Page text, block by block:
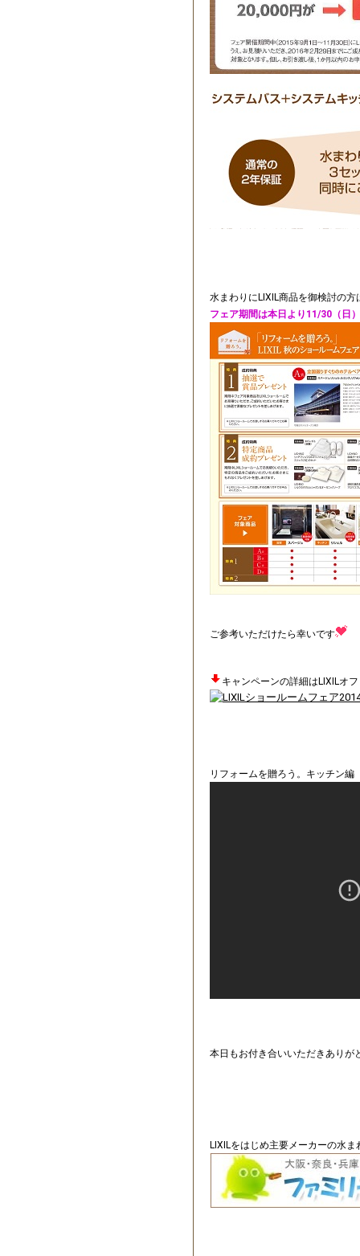
水まわりにLIXIL商品を御検討の方
フェア期間は本日より11/30（日）
ご参考いただけたら幸いです
キャンペーンの詳細はLIXILオ
リフォームを贈ろう。キッチン編
本日もお付き合いいただきありが
LIXILをはじめ主要メーカーの水